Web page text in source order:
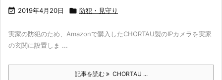
 2019年4月20日  防犯・見守り
実家の防犯のため、Amazonで購入したCHORTAU製のIPカメラを実家
の玄関に設置しま ...
記事を読む CHORTAU ...